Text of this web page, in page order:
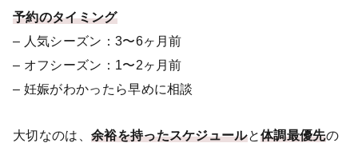
予約のタイミング
– 人気シーズン：3〜6ヶ月前
– オフシーズン：1〜2ヶ月前
– 妊娠がわかったら早めに相談
大切なのは、 余裕を持ったスケジュールと体調最優先の